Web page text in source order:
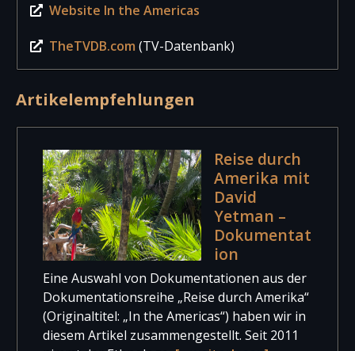
Website In the Americas
TheTVDB.com (TV-Datenbank)
Artikelempfehlungen
Reise durch
Amerika mit
David
Yetman –
Dokumentat
ion
Eine Auswahl von Dokumentationen aus der
Dokumentationsreihe „Reise durch Amerika“
(Originaltitel: „In the Americas“) haben wir in
diesem Artikel zusammengestellt. Seit 2011